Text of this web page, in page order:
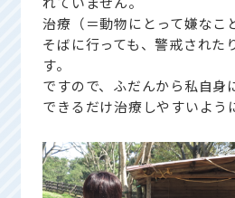
治療（＝動物にとって嫌なこ
そばに行っても、警戒された
す。
ですので、ふだんから私自身
できるだけ治療しやすいよう